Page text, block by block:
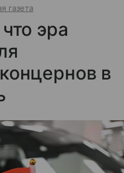
газета
эра
в